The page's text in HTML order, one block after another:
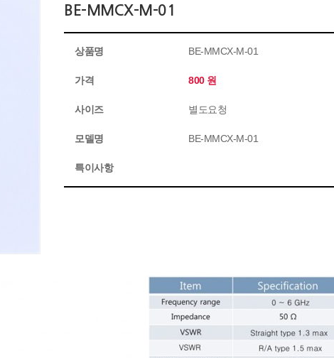
BE-MMCX-M-01
상품명 BE-MMCX-M-01
가격 800 원
사이즈 별도요청
모델명 BE-MMCX-M-01
특이사항